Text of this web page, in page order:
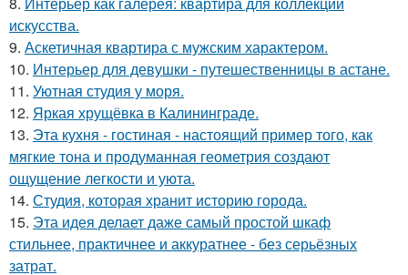
искусства.
9. Аскетичная квартира с мужским характером.
10. Интерьер для девушки - путешественницы в астане.
11. Уютная студия у моря.
12. Яркая хрущёвка в Калининграде.
13. Эта кухня - гостиная - настоящий пример того, как
мягкие тона и продуманная геометрия создают
ощущение легкости и уюта.
14. Студия, которая хранит историю города.
15. Эта идея делает даже самый простой шкаф
стильнее, практичнее и аккуратнее - без серьёзных
затрат.